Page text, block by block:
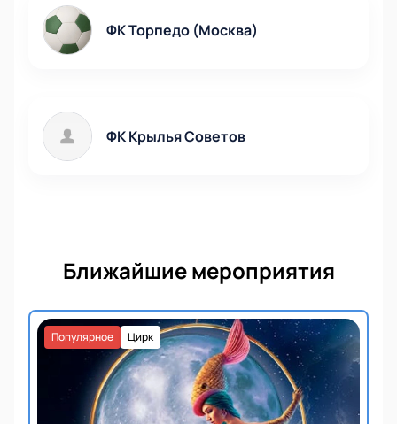
ФК Торпедо (Москва)
ФК Крылья Советов
Ближайшие мероприятия
Цирк
Популярное